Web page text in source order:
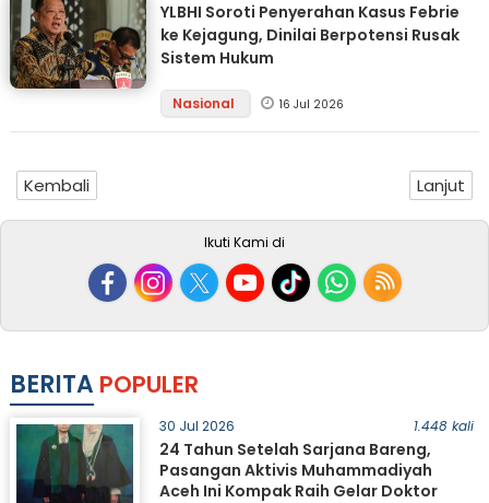
YLBHI Soroti Penyerahan Kasus Febrie
ke Kejagung, Dinilai Berpotensi Rusak
Sistem Hukum
Nasional 16 Jul 2026
Kembali Lanjut
Ikuti Kami di
BERITA POPULER
30 Jul 2026 1.448 kali
24 Tahun Setelah Sarjana Bareng,
Pasangan Aktivis Muhammadiyah
Aceh Ini Kompak Raih Gelar Doktor